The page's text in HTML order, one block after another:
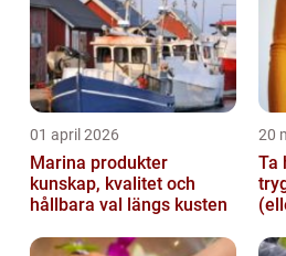
01 april 2026
Marina produkter
kunskap, kvalitet och
hållbara val längs kusten
20
Ta